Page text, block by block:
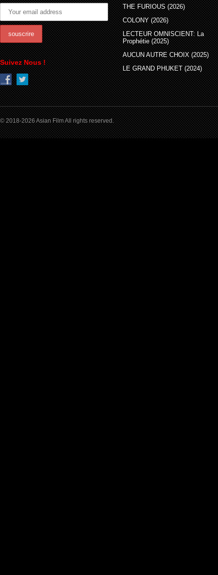
Suivez Nous !
THE FURIOUS (2026)
COLONY (2026)
LECTEUR OMNISCIENT: La
Prophétie (2025)
AUCUN AUTRE CHOIX (2025)
LE GRAND PHUKET (2024)
© 2018-2026 Asian Film All rights reserved.